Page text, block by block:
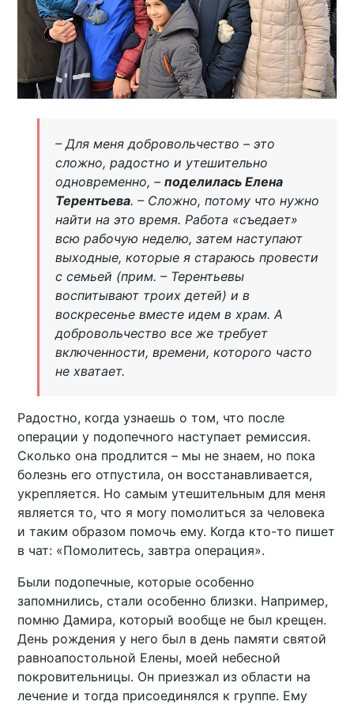
– Для меня добровольчество – это
сложно, радостно и утешительно
одновременно, – поделилась Елена
Терентьева. – Сложно, потому что нужно
найти на это время. Работа «съедает»
всю рабочую неделю, затем наступают
выходные, которые я стараюсь провести
с семьей (прим. – Терентьевы
воспитывают троих детей) и в
воскресенье вместе идем в храм. А
добровольчество все же требует
включенности, времени, которого часто
не хватает.
Радостно, когда узнаешь о том, что после
операции у подопечного наступает ремиссия.
Сколько она продлится – мы не знаем, но пока
болезнь его отпустила, он восстанавливается,
укрепляется. Но самым утешительным для меня
является то, что я могу помолиться за человека
и таким образом помочь ему. Когда кто-то пишет
в чат: «Помолитесь, завтра операция».
Были подопечные, которые особенно
запомнились, стали особенно близки. Например,
помню Дамира, который вообще не был крещен.
День рождения у него был в день памяти святой
равноапостольной Елены, моей небесной
покровительницы. Он приезжал из области на
лечение и тогда присоединялся к группе. Ему